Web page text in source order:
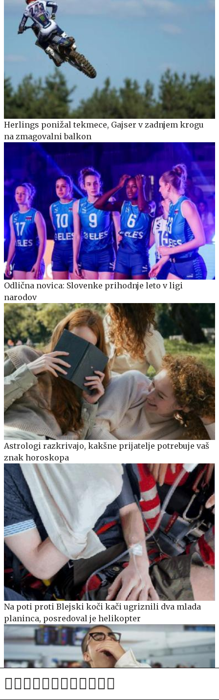
Herlings ponižal tekmece, Gajser v zadnjem krogu
na zmagovalni balkon
Odlična novica: Slovenke prihodnje leto v ligi
narodov
Astrologi razkrivajo, kakšne prijatelje potrebuje vaš
znak horoskopa
Na poti proti Blejski koči kači ugriznili dva mlada
planinca, posredoval je helikopter